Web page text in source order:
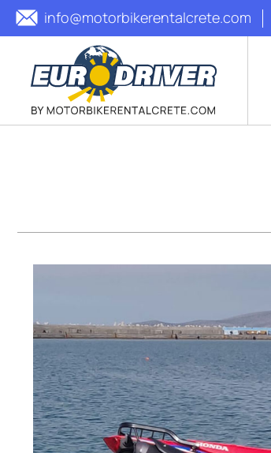
info@motorbikerentalcrete.com